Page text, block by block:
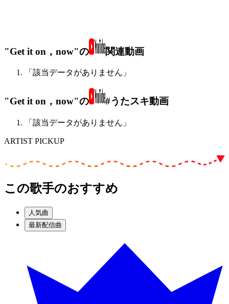
"Get it on，now"の 関連動画
「該当データがありません」
"Get it on，now"の #うたスキ動画
「該当データがありません」
ARTIST PICKUP
この歌手のおすすめ
人気曲
最新配信曲